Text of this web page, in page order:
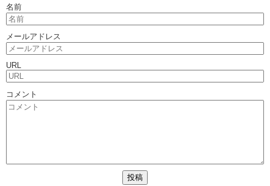
名前
メールアドレス
URL
コメント